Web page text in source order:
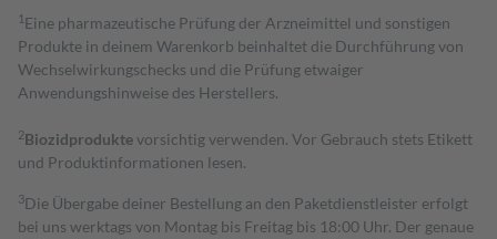
1 Eine pharmazeutische Prüfung der Arzneimittel und sonstigen
Produkte in deinem Warenkorb beinhaltet die Durchführung von
Wechselwirkungschecks und die Prüfung etwaiger
Anwendungshinweise des Herstellers.
2Biozidproduktevorsichtig verwenden. Vor Gebrauch stets Etikett
und Produktinformationen lesen.
3Die Übergabe deiner Bestellung an den Paketdienstleister erfolgt
bei uns werktags von Montag bis Freitag bis 18:00 Uhr. Der genaue